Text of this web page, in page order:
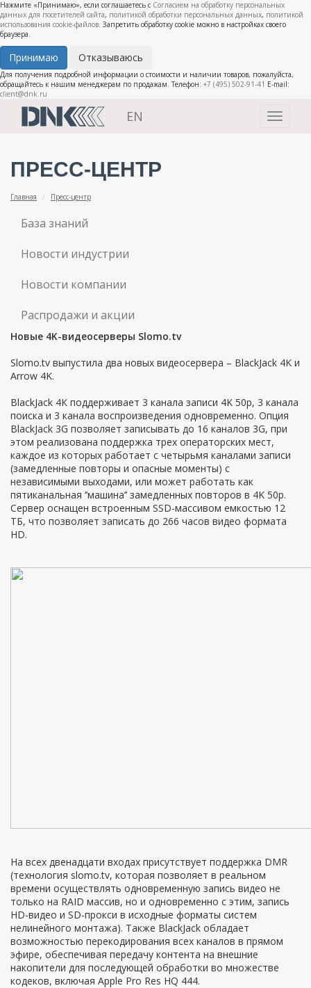
Нажмите «Принимаю», если соглашаетесь с Согласием на обработку персональных
данных для посетителей сайта, политикой обработки персональных данных, политикой
использования cookie-файлов. Запретить обработку cookie можно в настройках своего
браузера.
Принимаю Отказываюсь
Для получения подробной информации о стоимости и наличии товаров, пожалуйста,
обращайтесь к нашим менеджерам по продажам. Телефон: +7 (495) 502-91-41 E-mail:
client@dnk.ru
Toggle
EN
ПРЕСС-ЦЕНТР
Главная Пресс-центр
База знаний
Новости индустрии
Новости компании
Распродажи и акции
Новые 4K-видеосерверы Slomo.tv
Slomo.tv выпустила два новых видеосервера – BlackJack 4K и
Arrow 4K.
BlackJack 4К поддерживает 3 канала записи 4K 50p, 3 канала
поиска и 3 канала воспроизведения одновременно. Опция
BlackJack 3G позволяет записывать до 16 каналов 3G, при
этом реализована поддержка трех операторских мест,
каждое из которых работает с четырьмя каналами записи
(замедленные повторы и опасные моменты) с
независимыми выходами, или может работать как
пятиканальная ‘’машина’’ замедленных повторов в 4K 50p.
Сервер оснащен встроенным SSD-массивом емкостью 12
ТБ, что позволяет записать до 266 часов видео формата
HD.
На всех двенадцати входах присутствует поддержка DMR
(технология slomo.tv, которая позволяет в реальном
времени осуществлять одновременную запись видео не
только на RAID массив, но и одновременно с этим, запись
HD-видео и SD-прокси в исходные форматы систем
нелинейного монтажа). Также BlackJack обладает
возможностью перекодирования всех каналов в прямом
эфире, обеспечивая передачу контента на внешние
накопители для последующей обработки во множестве
кодеков, включая Apple Pro Res HQ 444.